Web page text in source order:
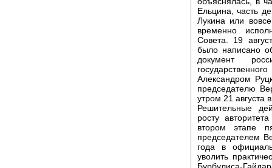
Ельцина, часть
Лукина или
временно
Совета. 19
было написано
документ
Александром
председателю
утром 21 августа
Решительные
росту
втором этапе
председателем
года в
уволить
Бурбулиса-